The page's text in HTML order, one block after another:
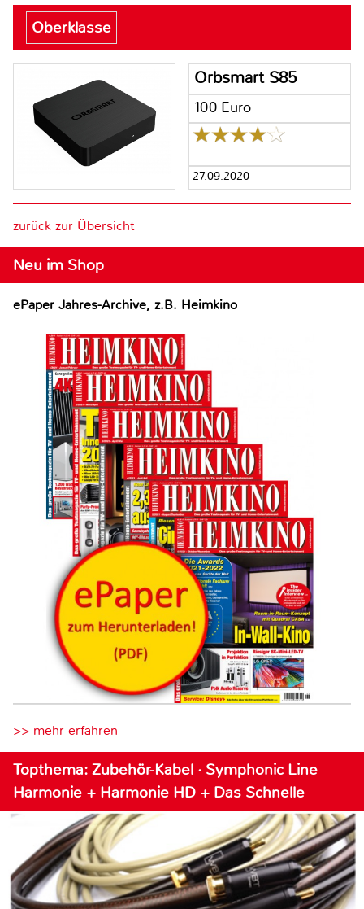
Oberklasse
Orbsmart S85
100 Euro
27.09.2020
zurück zur Übersicht
Neu im Shop
ePaper Jahres-Archive, z.B. Heimkino
>> mehr erfahren
Topthema: Zubehör-Kabel · Symphonic Line
Harmonie + Harmonie HD + Das Schnelle